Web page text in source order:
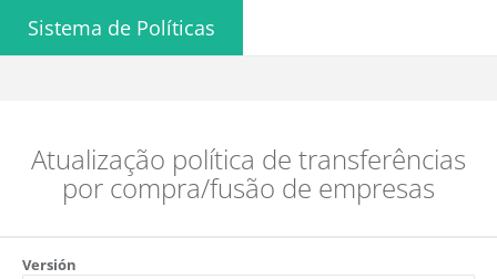
Sistema de Políticas
Atualização política de transferências
por compra/fusão de empresas
Versión